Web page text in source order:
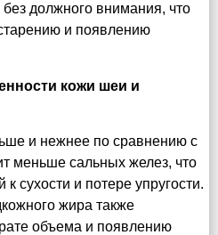
должного внимания, что
и появлению
кожи шеи и
и нежнее по сравнению с
меньше сальных желез, что
сухости и потере упругости.
жира также
объема и появлению